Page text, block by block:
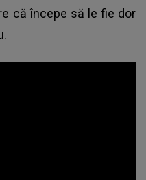
că începe să le fie dor